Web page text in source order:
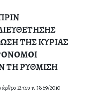
ΤΗΣ ΚΥΡΙΑΣ
ΤΗ ΡΥΘΜΙΣΗ
12 του ν. 3869/2010